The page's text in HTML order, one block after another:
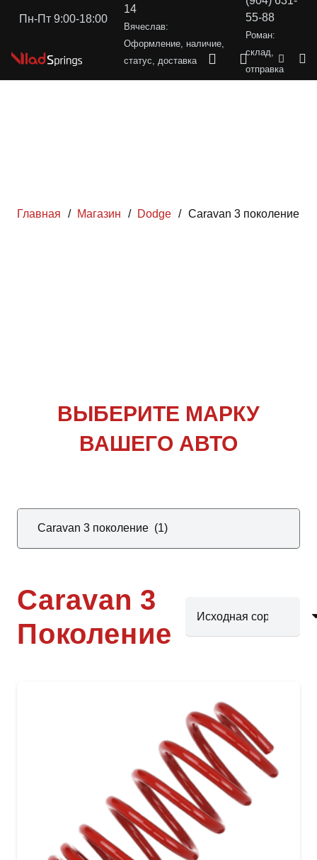
Пн-Пт 9:00-18:00
14
Вячеслав:
Оформление, наличие,
статус, доставка
55-88
Роман:
склад,
отправка
Главная / Магазин / Dodge / Caravan 3 поколение
ВЫБЕРИТЕ МАРКУ
ВАШЕГО АВТО
Caravan 3
Поколение